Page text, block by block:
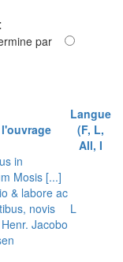
par
Langue
(F, L,
All, I
in
Mosis [...]
& labore ac
novis
Jacobo
L